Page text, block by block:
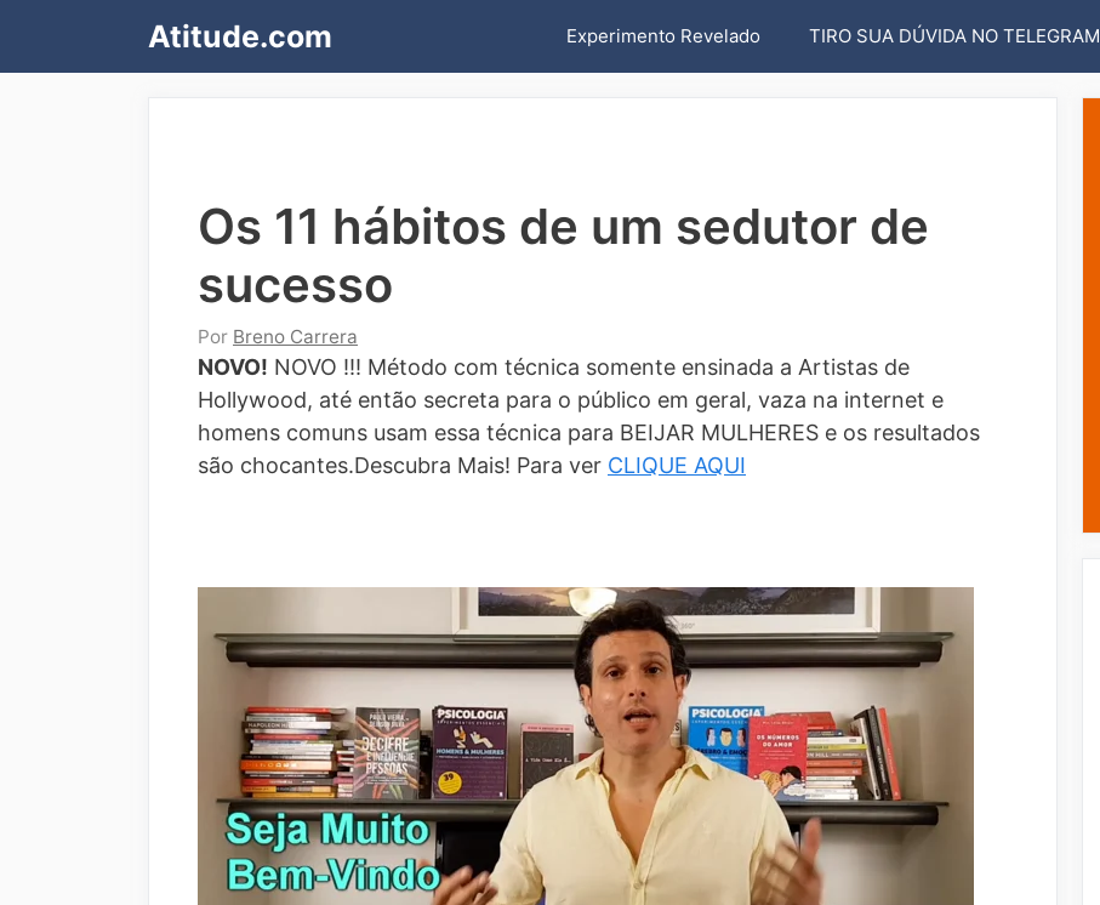
o
Atitude.com Experimento Revelado TIRO SUA DÚVIDA NO TELEGRAM
Os 11 hábitos de um sedutor de
sucesso
Por Breno Carrera
NOVO! NOVO !!! Método com técnica somente ensinada a Artistas de
Hollywood, até então secreta para o público em geral, vaza na internet e
homens comuns usam essa técnica para BEIJAR MULHERES e os resultados
são chocantes.Descubra Mais! Para ver CLIQUE AQUI